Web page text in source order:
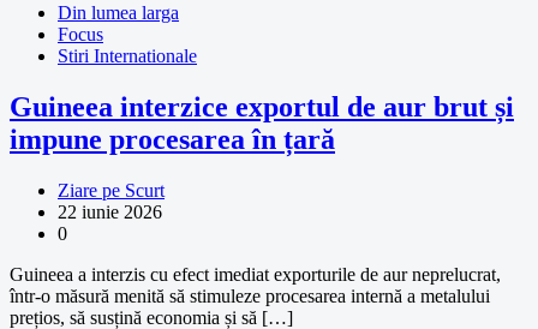
Din lumea larga
Focus
Stiri Internationale
Guineea interzice exportul de aur brut și
impune procesarea în țară
Ziare pe Scurt
22 iunie 2026
0
Guineea a interzis cu efect imediat exporturile de aur neprelucrat,
într-o măsură menită să stimuleze procesarea internă a metalului
prețios, să susțină economia și să […]